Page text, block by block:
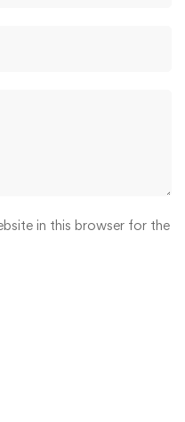
in this browser for the